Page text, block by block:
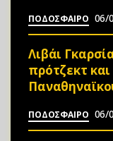
ΠΟΔΟΣΦΑΙΡΟ 06/
Λιβάι
πρότζεκτ και
ΠΟΔΟΣΦΑΙΡΟ 06/